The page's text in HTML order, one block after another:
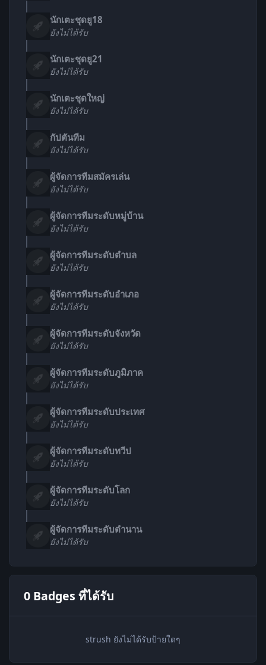
นักเตะชุดยู18
ยังไม่ได้รับ
นักเตะชุดยู21
ยังไม่ได้รับ
นักเตะชุดใหญ่
ยังไม่ได้รับ
กัปตันทีม
ยังไม่ได้รับ
ผู้จัดการทีมสมัครเล่น
ยังไม่ได้รับ
ผู้จัดการทีมระดับหมู่บ้าน
ยังไม่ได้รับ
ผู้จัดการทีมระดับตำบล
ยังไม่ได้รับ
ผู้จัดการทีมระดับอำเภอ
ยังไม่ได้รับ
ผู้จัดการทีมระดับจังหวัด
ยังไม่ได้รับ
ผู้จัดการทีมระดับภูมิภาค
ยังไม่ได้รับ
ผู้จัดการทีมระดับประเทศ
ยังไม่ได้รับ
ผู้จัดการทีมระดับทวีป
ยังไม่ได้รับ
ผู้จัดการทีมระดับโลก
ยังไม่ได้รับ
ผู้จัดการทีมระดับตำนาน
ยังไม่ได้รับ
0 Badges ที่ได้รับ
strush ยังไม่ได้รับป้ายใดๆ